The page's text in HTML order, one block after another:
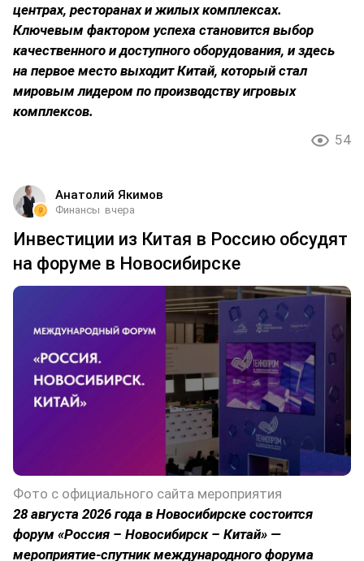
центрах, ресторанах и жилых комплексах.
Ключевым фактором успеха становится выбор
качественного и доступного оборудования, и здесь
на первое место выходит Китай, который стал
мировым лидером по производству игровых
комплексов.
54
Анатолий Якимов
Финансы вчера
Инвестиции из Китая в Россию обсудят
на форуме в Новосибирске
Фото с официального сайта мероприятия
28 августа 2026 года в Новосибирске состоится
форум «Россия – Новосибирск – Китай» —
мероприятие-спутник международного форума